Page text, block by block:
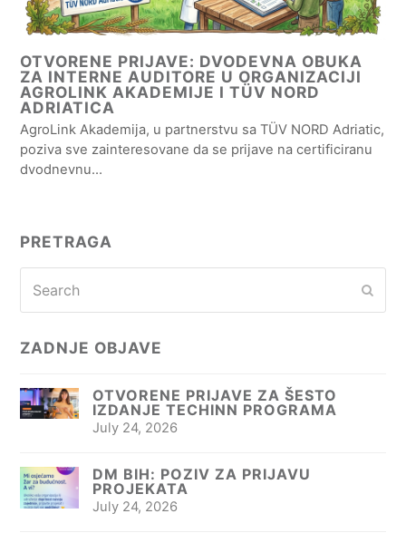
OTVORENE PRIJAVE: DVODEVNA OBUKA
ZA INTERNE AUDITORE U ORGANIZACIJI
AGROLINK AKADEMIJE I TÜV NORD
ADRIATICA
AgroLink Akademija, u partnerstvu sa TÜV NORD Adriatic,
poziva sve zainteresovane da se prijave na certificiranu
dvodnevnu…
PRETRAGA
ZADNJE OBJAVE
OTVORENE PRIJAVE ZA ŠESTO
IZDANJE TECHINN PROGRAMA
July 24, 2026
DM BIH: POZIV ZA PRIJAVU
PROJEKATA
July 24, 2026